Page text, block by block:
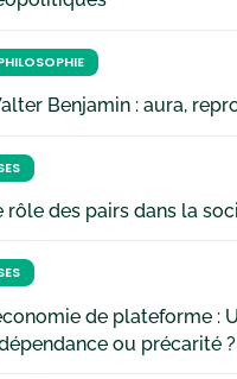
Benjamin : aura,
rôle des pairs dans la
de plateforme :
ou précarité ?